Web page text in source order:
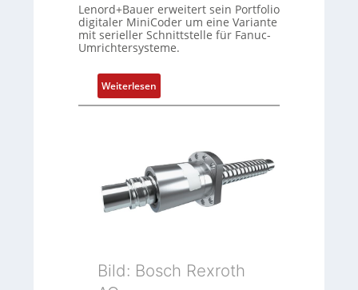
r
t
P
i
n
s
m
u
Lenord+Bauer erweitert sein Portfolio
digitaler MiniCoder um eine Variante
mit serieller Schnittstelle für Fanuc-
Umrichtersysteme.
Weiterlesen
D
g
e
b
o
Bild: Bosch Rexroth